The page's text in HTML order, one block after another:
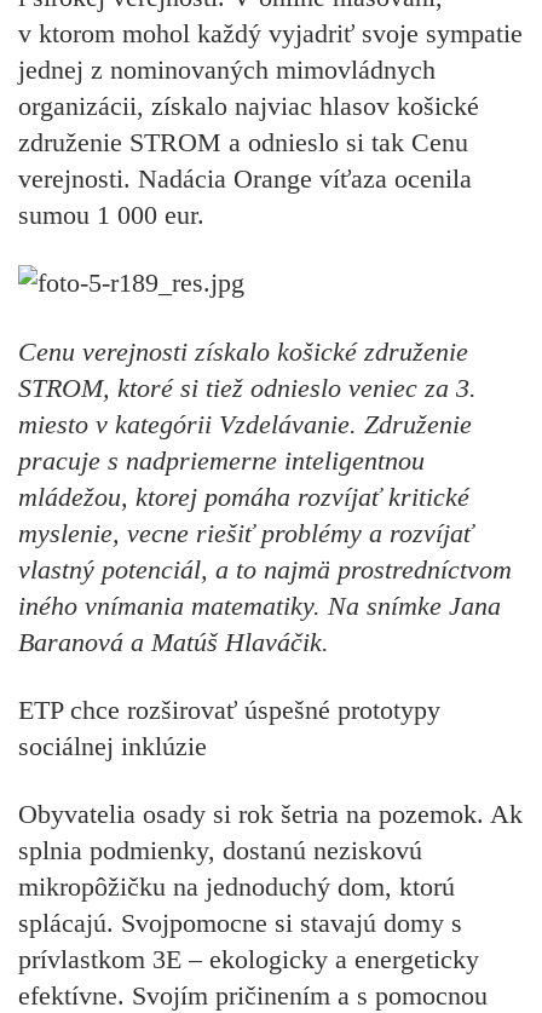
v ktorom mohol každý vyjadriť svoje sympatie
jednej z nominovaných mimovládnych
organizácii, získalo najviac hlasov košické
združenie STROM a odnieslo si tak Cenu
verejnosti. Nadácia Orange víťaza ocenila
sumou 1 000 eur.
Cenu verejnosti získalo košické združenie
STROM, ktoré si tiež odnieslo veniec za 3.
miesto v kategórii Vzdelávanie. Združenie
pracuje s nadpriemerne inteligentnou
mládežou, ktorej pomáha rozvíjať kritické
myslenie, vecne riešiť problémy a rozvíjať
vlastný potenciál, a to najmä prostredníctvom
iného vnímania matematiky. Na snímke Jana
Baranová a Matúš Hlaváčik.
ETP chce rozširovať úspešné prototypy
sociálnej inklúzie
Obyvatelia osady si rok šetria na pozemok. Ak
splnia podmienky, dostanú neziskovú
mikropôžičku na jednoduchý dom, ktorú
splácajú. Svojpomocne si stavajú domy s
prívlastkom 3E – ekologicky a energeticky
efektívne. Svojím pričinením a s pomocnou